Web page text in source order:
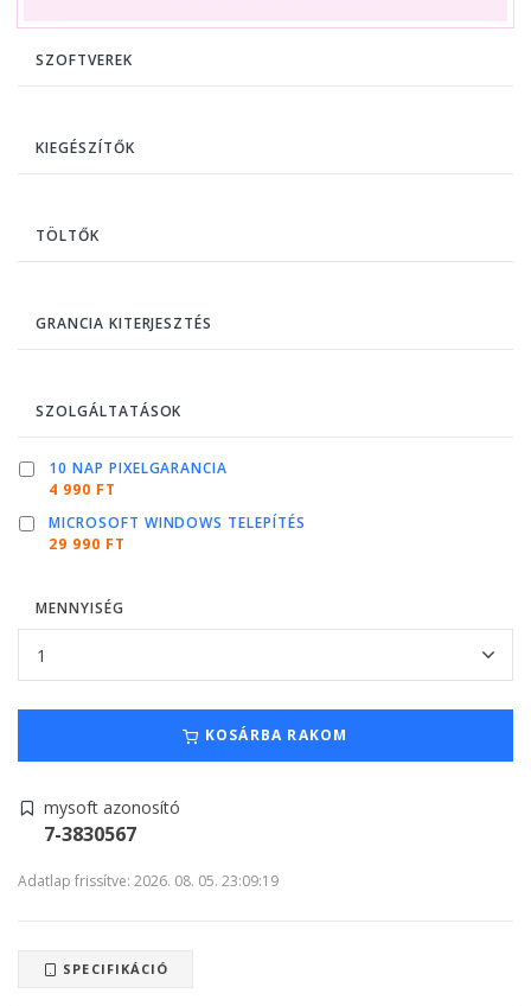
SZOFTVEREK
KIEGÉSZÍTŐK
TÖLTŐK
GRANCIA KITERJESZTÉS
SZOLGÁLTATÁSOK
10 NAP PIXELGARANCIA
4 990 FT
MICROSOFT WINDOWS TELEPÍTÉS
29 990 FT
MENNYISÉG
KOSÁRBA RAKOM
mysoft azonosító
7-3830567
Adatlap frissítve: 2026. 08. 05. 23:09:19
SPECIFIKÁCIÓ